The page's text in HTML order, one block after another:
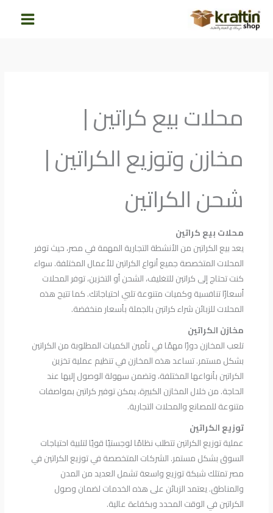
تخطي
محلات بيع كراتين |
مخازن وتوزيع الكراتين |
شحن الكراتين
محلات بيع كراتين
يعد بيع الكراتين من الأنشطة التجارية المهمة في مصر، حيث توفر
المحلات المتخصصة جميع أنواع الكراتين للأعمال المختلفة. سواء
كنت تحتاج إلى كراتين للتغليف، الشحن أو التخزين، توفر المحلات
أسعارًا تنافسية وكميات متنوعة تلبي احتياجاتك. كما تتيح هذه
المحلات للزبائن شراء كراتين بالجملة بأسعار منخفضة.
مخازن الكراتين
تلعب المخازن دورًا مهمًا في تأمين الكميات المطلوبة من الكراتين
بشكل مستمر. تساعد هذه المخازن في تنظيم عملية تخزين
الكراتين بأنواعها المختلفة، وتضمن سهولة الوصول إليها عند
الحاجة. من خلال المخازن الكبيرة، يمكن توفير كراتين بمواصفات
متنوعة للمصانع والمحلات التجارية.
توزيع الكراتين
عملية توزيع الكراتين تتطلب نظامًا لوجستيًا قويًا لتلبية احتياجات
السوق بشكل مستمر. الشركات المتخصصة في توزيع الكراتين في
مصر تمتلك شبكة توزيع واسعة تشمل العديد من المدن
والمناطق. يعتمد الزبائن على هذه الخدمات لضمان وصول
الكراتين في الوقت المحدد وبكفاءة عالية.